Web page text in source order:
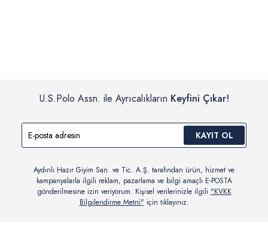
U.S.Polo Assn. ile Ayrıcalıkların Keyfini Çıkar!
KAYIT OL
Aydınlı Hazır Giyim San. ve Tic. A.Ş. tarafından ürün, hizmet ve
kampanyalarla ilgili reklam, pazarlama ve bilgi amaçlı E-POSTA
gönderilmesine izin veriyorum. Kişisel verilerinizle ilgili "KVKK
Bilgilendirme Metni" için tıklayınız.